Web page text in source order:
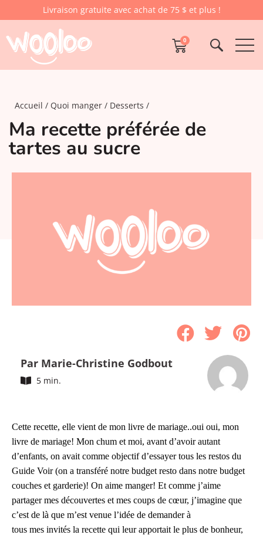
Livraison gratuite avec achat de 75 $ et plus !
0
Accueil Quoi manger Desserts
Ma recette préférée de
tartes au sucre
Par Marie-Christine Godbout
5 min.
Cette recette, elle vient de mon livre de mariage..oui oui, mon
livre de mariage! Mon chum et moi, avant d’avoir autant
d’enfants, on avait comme objectif d’essayer tous les restos du
Guide Voir (on a transféré notre budget resto dans notre budget
couches et garderie)! On aime manger! Et comme j’aime
partager mes découvertes et mes coups de cœur, j’imagine que
c’est de là que m’est venue l’idée de demander à
tous mes invités la recette qui leur apportait le plus de bonheur,